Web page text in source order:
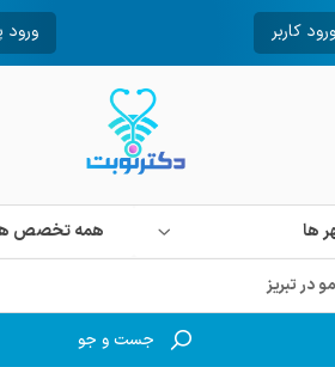
ورود کاربر
ها همه تخصص
جست و جو